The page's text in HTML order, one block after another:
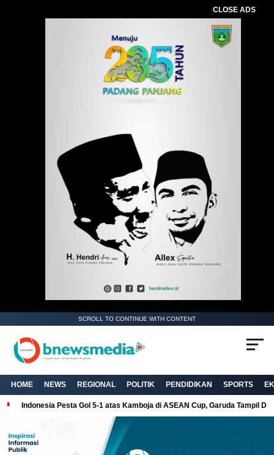
CLOSE ADS
SCROLL TO CONTINUE WITH CONTENT
HOME NEWS REGIONAL POLITIK PENDIDIKAN SPORTS
Indonesia Pesta Gol 5-1 atas Kamboja di ASEAN Cup, Garuda Tampil
. Ukuran gambar 480px x 600px